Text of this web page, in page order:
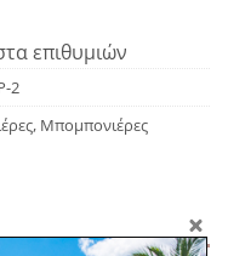
επιθυμιών
2
, Μπομπονιέρες